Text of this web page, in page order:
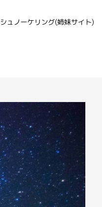
シュノーケリング(姉妹サイト)